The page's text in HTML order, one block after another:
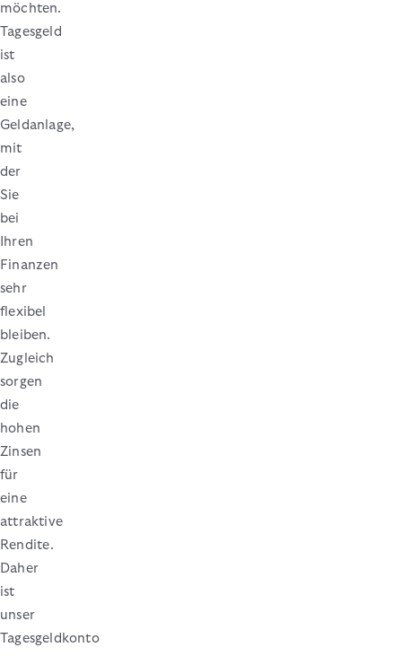
möchten.
Tagesgeld
ist
also
eine
Geldanlage,
mit
der
Sie
bei
Ihren
Finanzen
sehr
flexibel
bleiben.
Zugleich
sorgen
die
hohen
Zinsen
für
eine
attraktive
Rendite.
Daher
ist
unser
Tagesgeldkonto